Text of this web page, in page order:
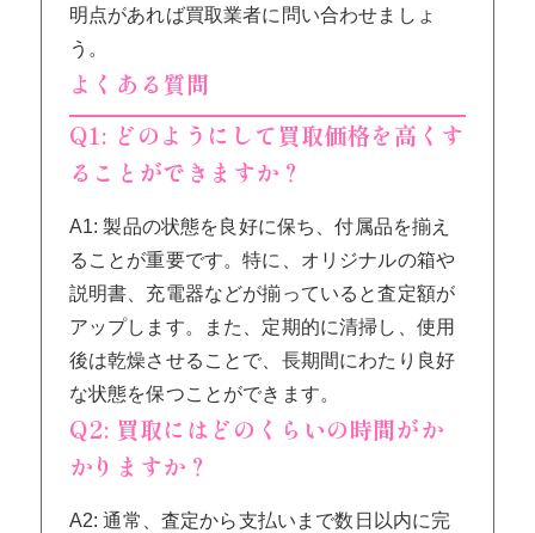
明点があれば買取業者に問い合わせましょ
う。
よくある質問
Q1: どのようにして買取価格を高くす
ることができますか？
A1: 製品の状態を良好に保ち、付属品を揃え
ることが重要です。特に、オリジナルの箱や
説明書、充電器などが揃っていると査定額が
アップします。また、定期的に清掃し、使用
後は乾燥させることで、長期間にわたり良好
な状態を保つことができます。
Q2: 買取にはどのくらいの時間がか
かりますか？
A2: 通常、査定から支払いまで数日以内に完